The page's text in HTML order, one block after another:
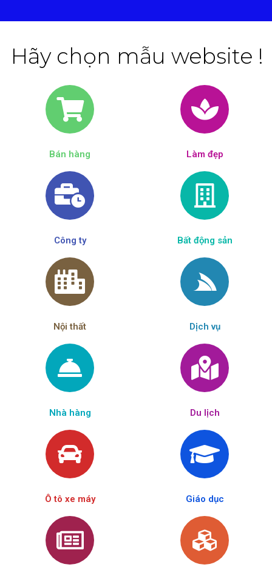
Hãy chọn mẫu website !
Bán hàng Làm đẹp​
Công ty Bất động sản
Nội thất Dịch vụ
Nhà hàng Du lịch
Ô tô xe máy Giáo dục